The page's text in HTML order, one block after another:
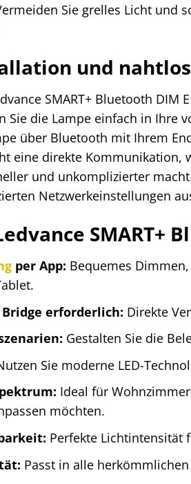
Sie grelles Licht und
und
SMART+ Bluetooth
Sie die Lampe einfach in Ihre
über Bluetooth mit Ihrem
eine direkte Kommunikation,
und unkomplizierter
Netzwerkeinstellungen
SMART+
per App: Bequemes
erforderlich: Direkte
Gestalten Sie die
Sie moderne LED-
Ideal für
möchten.
Perfekte Lichtintensität
Passt in alle herkömmlichen